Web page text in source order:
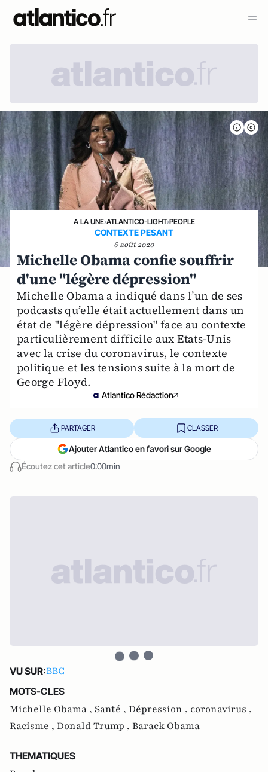
A LA UNE›ATLANTICO-LIGHT›PEOPLE
CONTEXTE PESANT
6 août 2020
Michelle Obama confie souffrir
d'une "légère dépression"
Michelle Obama a indiqué dans l’un de ses
podcasts qu’elle était actuellement dans un
état de "légère dépression" face au contexte
particulièrement difficile aux Etats-Unis
avec la crise du coronavirus, le contexte
politique et les tensions suite à la mort de
George Floyd.
Atlantico Rédaction
Écoutez cet article0:00min
PARTAGER CLASSER
Ajouter Atlantico en favori sur Google
VU SUR:BBC
MOTS-CLES
Michelle Obama , Santé , Dépression , coronavirus ,
Racisme , Donald Trump , Barack Obama
THEMATIQUES